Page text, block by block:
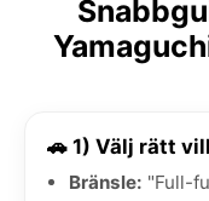
🚗 1) Välj rätt
Bränsle: "Full-